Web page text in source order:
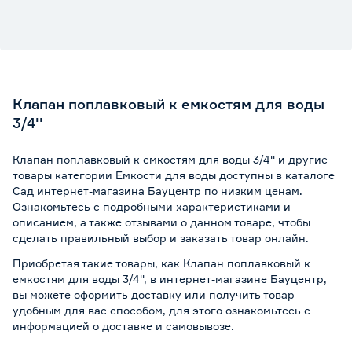
Клапан поплавковый к емкостям для воды
3/4''
Клапан поплавковый к емкостям для воды 3/4'' и другие
товары категории Емкости для воды доступны в каталоге
Сад интернет-магазина Бауцентр по низким ценам.
Ознакомьтесь с подробными характеристиками и
описанием, а также отзывами о данном товаре, чтобы
сделать правильный выбор и заказать товар онлайн.
Приобретая такие товары, как Клапан поплавковый к
емкостям для воды 3/4'', в интернет-магазине Бауцентр,
вы можете оформить доставку или получить товар
удобным для вас способом, для этого ознакомьтесь с
информацией о доставке и самовывозе.